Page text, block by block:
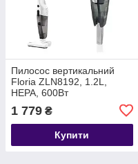
Пилосос вертикальний
Floria ZLN8192, 1.2L,
HEPA, 600Вт
1 779 ₴
Купити